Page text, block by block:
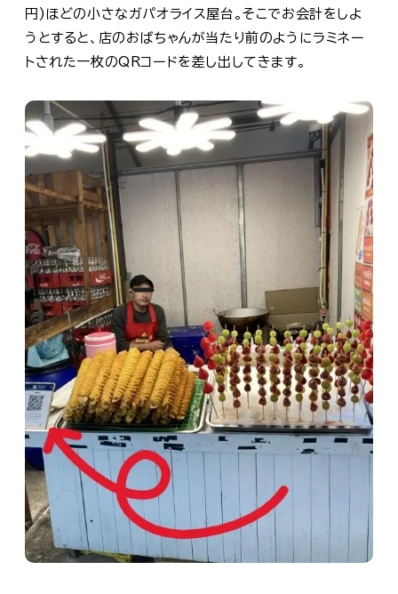
円)ほどの小さなガパオライス屋台。そこでお会計をしよ
うとすると、店のおばちゃんが当たり前のようにラミネー
トされた一枚のQRコードを差し出してきます。